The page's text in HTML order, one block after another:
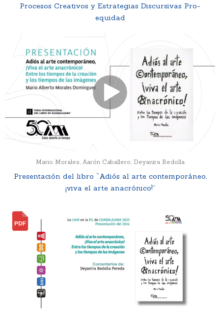
Procesos Creativos y Estrategias Discursivas Pro-
equidad
Mario Morales, Aarón Caballero, Deyanira Bedolla
Presentación del libro “Adiós al arte contemporáneo,
¡viva el arte anacrónico!”